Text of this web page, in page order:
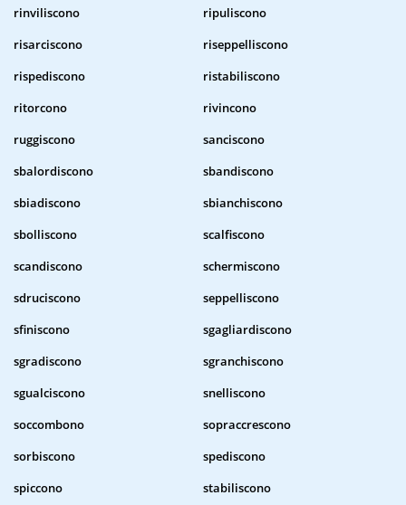
rinviliscono
ripuliscono
risarciscono
riseppelliscono
rispediscono
ristabiliscono
ritorcono
rivincono
ruggiscono
sanciscono
sbalordiscono
sbandiscono
sbiadiscono
sbianchiscono
sbolliscono
scalfiscono
scandiscono
schermiscono
sdruciscono
seppelliscono
sfiniscono
sgagliardiscono
sgradiscono
sgranchiscono
sgualciscono
snelliscono
soccombono
sopraccrescono
sorbiscono
spediscono
spiccono
stabiliscono